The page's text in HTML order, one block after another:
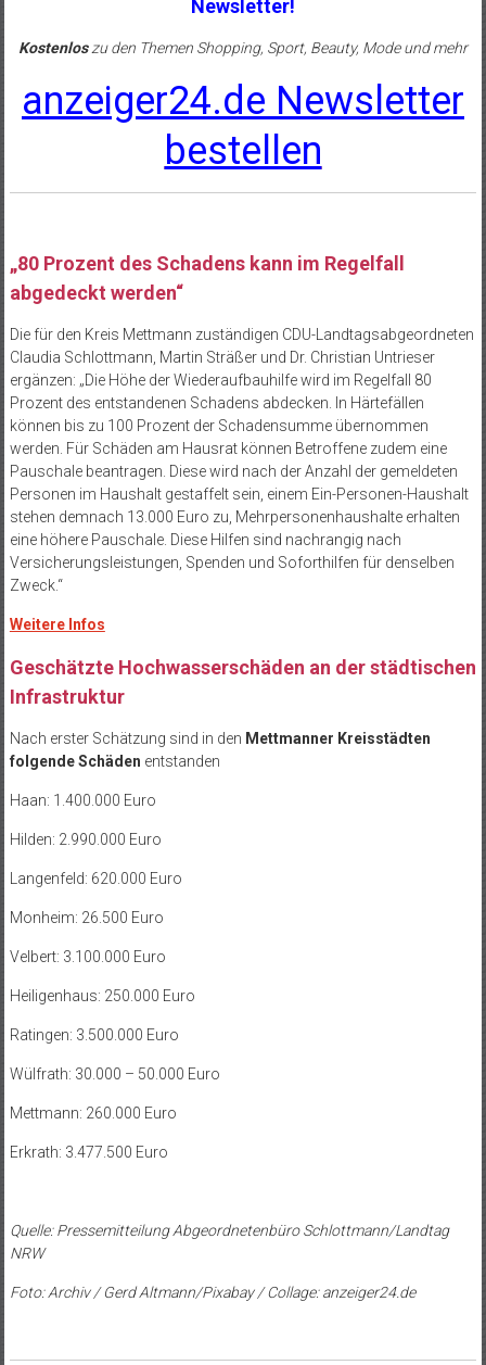
Newsletter!
Kostenloszu den Themen Shopping, Sport, Beauty, Mode und mehr
anzeiger24.de Newsletter
bestellen
„80 Prozent des Schadens kann im Regelfall
abgedeckt werden“
Die für den Kreis Mettmann zuständigen CDU-Landtagsabgeordneten
Claudia Schlottmann, Martin Sträßer und Dr. Christian Untrieser
ergänzen: „Die Höhe der Wiederaufbauhilfe wird im Regelfall 80
Prozent des entstandenen Schadens abdecken. In Härtefällen
können bis zu 100 Prozent der Schadensumme übernommen
werden. Für Schäden am Hausrat können Betroffene zudem eine
Pauschale beantragen. Diese wird nach der Anzahl der gemeldeten
Personen im Haushalt gestaffelt sein, einem Ein-Personen-Haushalt
stehen demnach 13.000 Euro zu, Mehrpersonenhaushalte erhalten
eine höhere Pauschale. Diese Hilfen sind nachrangig nach
Versicherungsleistungen, Spenden und Soforthilfen für denselben
Zweck.“
Weitere Infos
Geschätzte Hochwasserschäden an der städtischen
Infrastruktur
Nach erster Schätzung sind in den Mettmanner Kreisstädten
folgende Schäden entstanden
Haan: 1.400.000 Euro
Hilden: 2.990.000 Euro
Langenfeld: 620.000 Euro
Monheim: 26.500 Euro
Velbert: 3.100.000 Euro
Heiligenhaus: 250.000 Euro
Ratingen: 3.500.000 Euro
Wülfrath: 30.000 – 50.000 Euro
Mettmann: 260.000 Euro
Erkrath: 3.477.500 Euro
Quelle: Pressemitteilung Abgeordnetenbüro Schlottmann/Landtag
NRW
Foto: Archiv / Gerd Altmann/Pixabay / Collage: anzeiger24.de